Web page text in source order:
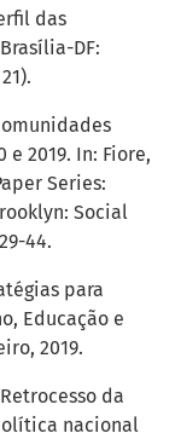
das
DF:
2019. In: Fiore,
Series:
Social
44.
para
Educação e
2019.
da
nacional